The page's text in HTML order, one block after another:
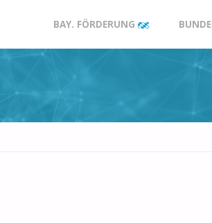
Zum
springen
BAY. FÖRDERUNG